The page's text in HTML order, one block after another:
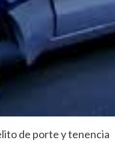
de porte y tenencia